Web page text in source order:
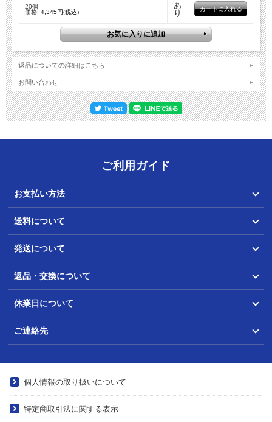
20個
価格: 4,345円(税込)
あ
り
返品についての詳細はこちら
お問い合わせ
ご利用ガイド
お支払い方法
送料について
発送について
返品・交換について
休業日について
ご連絡先
個人情報の取り扱いについて
特定商取引法に関する表示